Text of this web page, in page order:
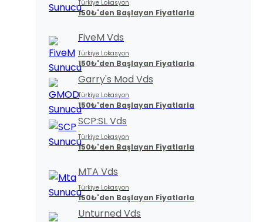
Türkiye Lokasyon
150₺'den Başlayan Fiyatlarla
FiveM Vds
Türkiye Lokasyon
150₺'den Başlayan Fiyatlarla
Garry's Mod Vds
Türkiye Lokasyon
150₺'den Başlayan Fiyatlarla
SCP:SL Vds
Türkiye Lokasyon
150₺'den Başlayan Fiyatlarla
MTA Vds
Türkiye Lokasyon
150₺'den Başlayan Fiyatlarla
Unturned Vds